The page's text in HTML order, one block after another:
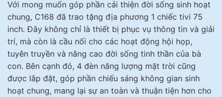
Với mong muốn góp phần cải thiện đời sống sinh hoạt
chung, C168 đã trao tặng địa phương 1 chiếc tivi 75
inch. Đây không chỉ là thiết bị phục vụ thông tin và giải
trí, mà còn là cầu nối cho các hoạt động hội họp,
tuyên truyền và nâng cao đời sống tinh thần của bà
con. Bên cạnh đó, 4 đèn năng lượng mặt trời cũng
được lắp đặt, góp phần chiếu sáng không gian sinh
hoạt chung, mang lại sự an toàn và thuận tiện hơn cho